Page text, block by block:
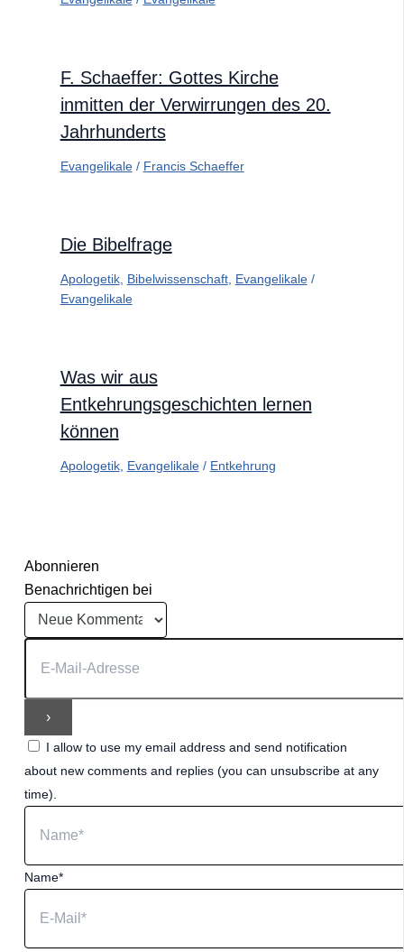
F. Schaeffer: Gottes Kirche
inmitten der Verwirrungen des 20.
Jahrhunderts
Evangelikale/ Francis Schaeffer
Die Bibelfrage
Apologetik, Bibelwissenschaft, Evangelikale/
Evangelikale
Was wir aus
Entkehrungsgeschichten lernen
können
Apologetik, Evangelikale/ Entkehrung
Abonnieren
Benachrichtigen bei
I allow to use my email address and send notification
about new comments and replies (you can unsubscribe at any
time).
Name*